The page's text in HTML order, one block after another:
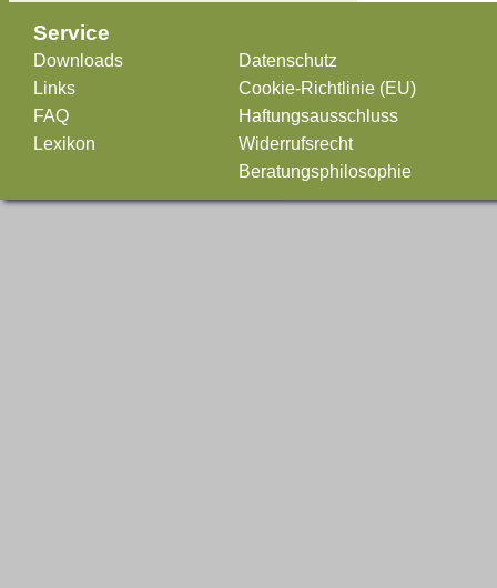
Service
Downloads
Links
FAQ
Lexikon
Datenschutz
Cookie-Richtlinie (EU)
Haftungsausschluss
Widerrufsrecht
Beratungsphilosophie